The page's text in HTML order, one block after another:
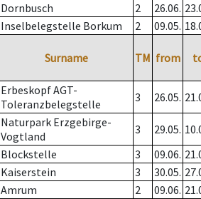
Dornbusch 2 26.06.
Inselbelegstelle Borkum 2 09.05.
Surname TM from
Erbeskopf AGT-
Toleranzbelegstelle
3 26.05.
Naturpark Erzgebirge-
Vogtland
3 29.05.
Blockstelle 3 09.06.
Kaiserstein 3 30.05.
Amrum 2 09.06.